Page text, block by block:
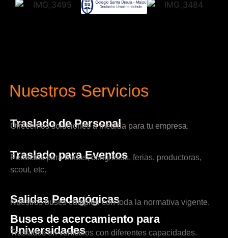
Nuestros Servicios
Traslado de Personal
Ofrecemos soluciones a medida para tu empresa.
Traslado para Eventos
Perfectos para bodas, congresos, ferias, productoras,
scout, etc.
Salidas Pedagógicas
Nuestros buses cumplen con toda la normativa vigente.
Buses de acercamiento para
Universidades
Traslados en vehículos con diferentes capacidades.